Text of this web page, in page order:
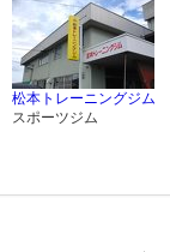
松本トレーニングジム
スポーツジム